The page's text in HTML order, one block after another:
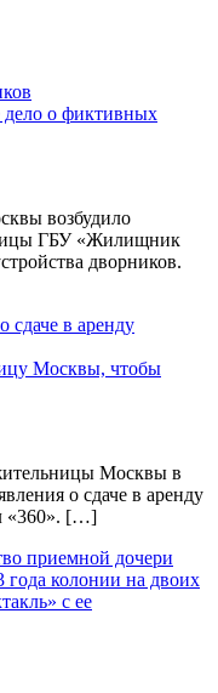
дело о фиктивных
возбудило
ГБУ «Жилищник
дворников.
Москвы, чтобы
Москвы в
о сдаче в аренду
«360». […]
колонии на двоих
с ее